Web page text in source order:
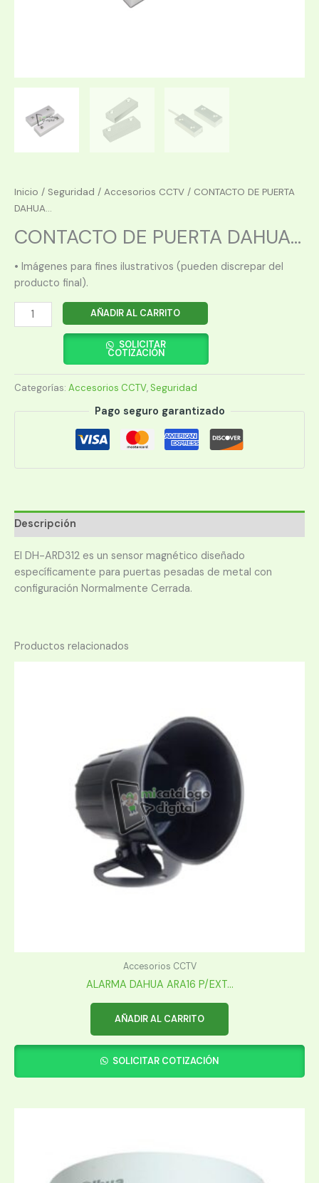
Inicio / Seguridad / Accesorios CCTV / CONTACTO DE PUERTA
DAHUA...
CONTACTO DE PUERTA DAHUA...
• Imágenes para fines ilustrativos (pueden discrepar del
producto final).
CONTACTO
DE
ARD312
METALICO
AÑADIR AL CARRITO
SOLICITAR
COTIZACIÓN
Categorías: Accesorios CCTV, Seguridad
Pago seguro garantizado
Descripción
El DH-ARD312 es un sensor magnético diseñado
específicamente para puertas pesadas de metal con
configuración Normalmente Cerrada.
Productos relacionados
Accesorios CCTV
ALARMA DAHUA ARA16 P/EXT...
AÑADIR AL CARRITO
SOLICITAR COTIZACIÓN